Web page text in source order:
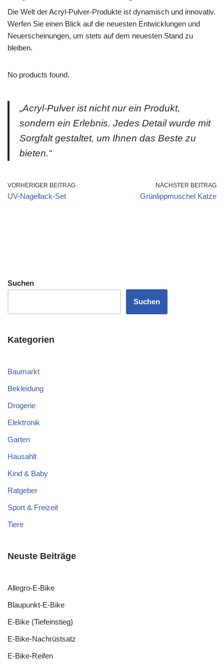
Die Welt der Acryl-Pulver-Produkte ist dynamisch und innovativ.
Werfen Sie einen Blick auf die neuesten Entwicklungen und
Neuerscheinungen, um stets auf dem neuesten Stand zu
bleiben.
No products found.
„Acryl-Pulver ist nicht nur ein Produkt,
sondern ein Erlebnis. Jedes Detail wurde mit
Sorgfalt gestaltet, um Ihnen das Beste zu
bieten.“
VORHERIGER BEITRAG
UV-Nagellack-Set
NÄCHSTER BEITRAG
Grünlippmuschel Katze
Suchen
Suchen
Kategorien
Baumarkt
Bekleidung
Drogerie
Elektronik
Garten
Hausahlt
Kind & Baby
Ratgeber
Sport & Freizeit
Tiere
Neuste Beiträge
Allegro-E-Bike
Blaupunkt-E-Bike
E-Bike (Tiefeinstieg)
E-Bike-Nachrüstsatz
E-Bike-Reifen